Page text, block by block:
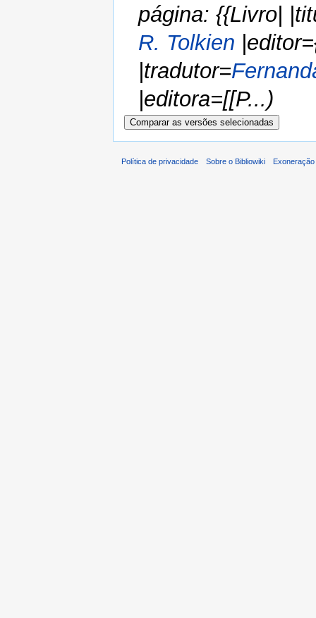
página: {{Livro|
R. Tolkien
|tradutor=
|editora=[[P...)
Política de privacidade Sobre o Bibliowiki